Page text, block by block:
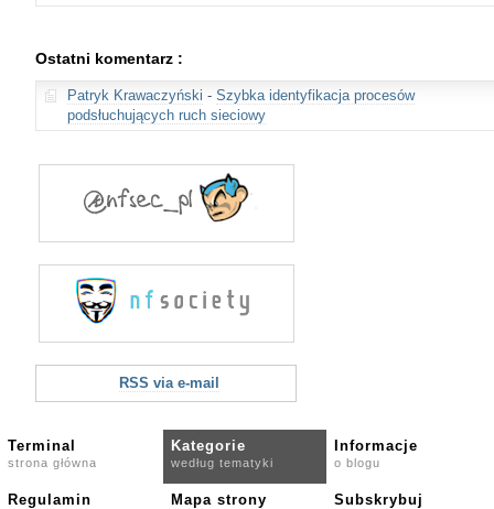
Ostatni komentarz :
Patryk Krawaczyński - Szybka identyfikacja procesów
podsłuchujących ruch sieciowy
RSS via e-mail
Terminal
strona główna
Kategorie
według tematyki
Informacje
o blogu
Regulamin Mapa strony Subskrybuj